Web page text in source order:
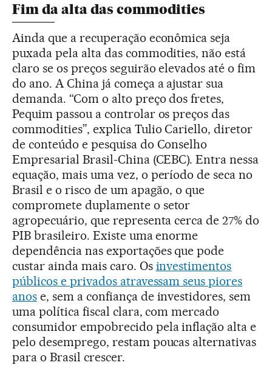
Fim da alta das commodities
Ainda que a recuperação econômica seja
puxada pela alta das commodities, não está
claro se os preços seguirão elevados até o fim
do ano. A China já começa a ajustar sua
demanda. “Com o alto preço dos fretes,
Pequim passou a controlar os preços das
commodities”, explica Tulio Cariello, diretor
de conteúdo e pesquisa do Conselho
Empresarial Brasil-China (CEBC). Entra nessa
equação, mais uma vez, o período de seca no
Brasil e o risco de um apagão, o que
compromete duplamente o setor
agropecuário, que representa cerca de 27% do
PIB brasileiro. Existe uma enorme
dependência nas exportações que pode
custar ainda mais caro. Os investimentos
públicos e privados atravessam seus piores
anose, sem a confiança de investidores, sem
uma política fiscal clara, com mercado
consumidor empobrecido pela inflação alta e
pelo desemprego, restam poucas alternativas
para o Brasil crescer.